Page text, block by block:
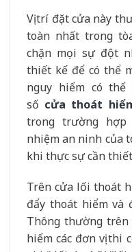
Vị trí đặt cửa này
toàn nhất trong
chặn mọi sự đột
thiết kế để có thể
nguy hiểm có
số cửa thoát
trong trường hợp
nhiệm an ninh của
khi thực sự cần
Trên cửa lối thoát
đẩy thoát hiểm và
Thông thường
hiểm các đơn vị thi